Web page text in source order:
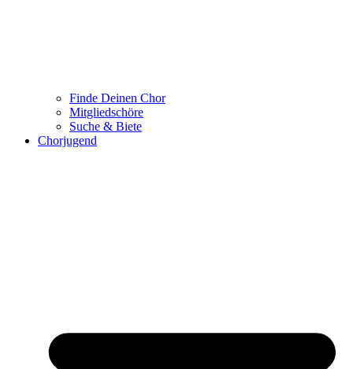
Finde Deinen Chor
Mitgliedschöre
Suche & Biete
Chorjugend